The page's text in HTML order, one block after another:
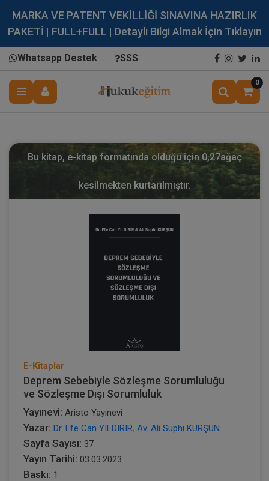
MARKA VE PATENT VEKİLLİĞİ SINAVINA HAZIRLIK
PAKETİ | FULL+FULL | Detaylı Bilgi Almak İçin Tıklayın
Whatsapp Destek SSS
0
Bu kitap, e-kitap formatında olduğu için 0,27ağaç
kesilmekten kurtarılmıştır.
E-Kitaplar
Deprem Sebebiyle Sözleşme Sorumluluğu
ve Sözleşme Dışı Sorumluluk
Yayınevi: Aristo Yayınevi
Yazar: Dr. Efe Can YILDIRIR, Av. Ali Suphi KURŞUN
Sayfa Sayısı: 37
Yayın Tarihi: 03.03.2023
Baskı: 1